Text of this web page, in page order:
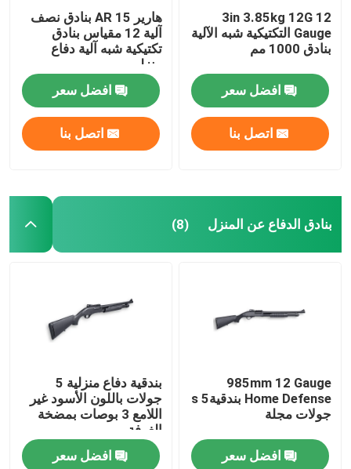
المنتجات
حولنا
مراقبة الجودة
اتصل بنا
3in 3.85kg 12G 12
Gauge التكتيكية شبه الآلية
بنادق 1000 مم
افضل سعر
اتصل بنا
هارير AR 15 بنادق نصف
آلية 12 مقياس بنادق
تكتيكية شبه آلية دفاع
منزلي
افضل سعر
اتصل بنا
بنادق الدفاع عن المنزل (8)
985mm 12 Gauge
Home Defense بندقيةs 5
جولات مجلة
افضل سعر
بندقية دفاع منزلية 5
جولات باللون الأسود غير
اللامع 3 بوصات بمضخة
الغرفة
افضل سعر